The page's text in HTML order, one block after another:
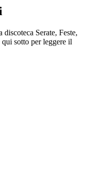
Serate, Feste,
sotto per leggere il